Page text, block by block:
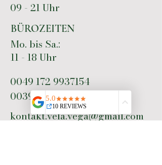
09 - 21 Uhr
BÜROZEITEN
Mo. bis Sa.:
11 - 18 Uhr
0049 172 9937154
0039 328 1795014
kontakt.vela.vega@gmail.com